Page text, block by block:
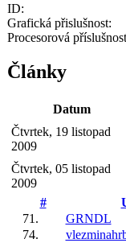
ID:
Grafická přislušnost:
Procesorová
Články
Datum
Čtvrtek, 19 listopad
2009
Čtvrtek, 05 listopad
2009
#
71.
GRNDL
74.